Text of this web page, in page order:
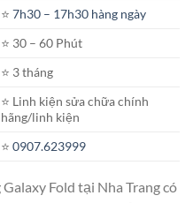
⭐️7h30 – 17h30 hàng ngày
⭐️ 30 – 60 Phút
⭐️ 3 tháng
⭐️ Linh kiện sửa chữa chính
hãng/linh kiện
⭐️0907.623999
Fold tại Nha Trang có